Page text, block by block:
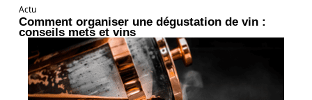
Actu
Comment organiser une dégustation de vin :
conseils mets et vins